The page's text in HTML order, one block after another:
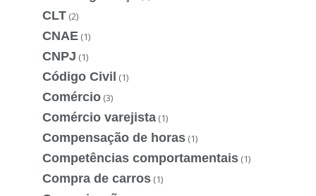
CLT (2)
CNAE (1)
CNPJ (1)
Código Civil (1)
Comércio (3)
Comércio varejista (1)
Compensação de horas (1)
Competências comportamentais (1)
Compra de carros (1)